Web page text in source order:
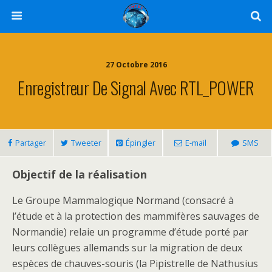
27 Octobre 2016
Enregistreur De Signal Avec RTL_POWER
Partager Tweeter Épingler E-mail SMS
Objectif de la réalisation
Le Groupe Mammalogique Normand (consacré à
l’étude et à la protection des mammifères sauvages de
Normandie) relaie un programme d’étude porté par
leurs collègues allemands sur la migration de deux
espèces de chauves-souris (la Pipistrelle de Nathusius